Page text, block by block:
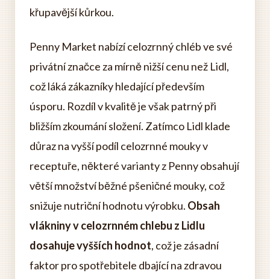
křupavější kůrkou.
Penny Market nabízí celozrnný chléb ve své
privátní značce za mírně nižší cenu než Lidl,
což láká zákazníky hledající především
úsporu. Rozdíl v kvalitě je však patrný při
bližším zkoumání složení. Zatímco Lidl klade
důraz na vyšší podíl celozrnné mouky v
receptuře, některé varianty z Penny obsahují
větší množství běžné pšeničné mouky, což
snižuje nutriční hodnotu výrobku. Obsah
vlákniny v celozrnném chlebu z Lidlu
dosahuje vyšších hodnot, což je zásadní
faktor pro spotřebitele dbající na zdravou